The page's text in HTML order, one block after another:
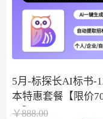
5月-标探长AI标书-
本特惠套餐【限价
元】
￥888.00